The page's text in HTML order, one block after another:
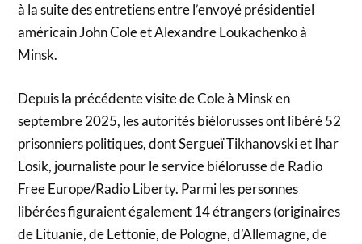
à la suite des entretiens entre l’envoyé présidentiel
américain John Cole et Alexandre Loukachenko à
Minsk.
Depuis la précédente visite de Cole à Minsk en
septembre 2025, les autorités biélorusses ont libéré 52
prisonniers politiques, dont Sergueï Tikhanovski et Ihar
Losik, journaliste pour le service biélorusse de Radio
Free Europe/Radio Liberty. Parmi les personnes
libérées figuraient également 14 étrangers (originaires
de Lituanie, de Lettonie, de Pologne, d’Allemagne, de